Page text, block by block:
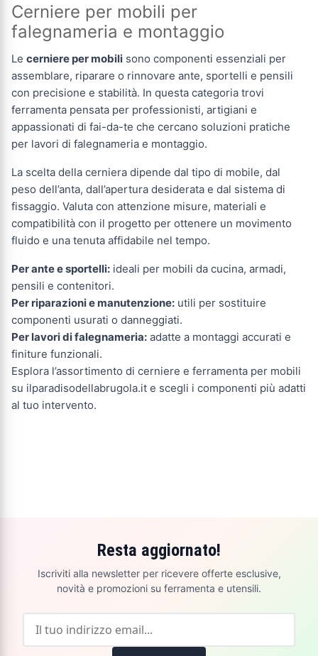
Cerniere per mobili per
falegnameria e montaggio
Le cerniere per mobili sono componenti essenziali per
assemblare, riparare o rinnovare ante, sportelli e pensili
con precisione e stabilità. In questa categoria trovi
ferramenta pensata per professionisti, artigiani e
appassionati di fai-da-te che cercano soluzioni pratiche
per lavori di falegnameria e montaggio.
La scelta della cerniera dipende dal tipo di mobile, dal
peso dell’anta, dall’apertura desiderata e dal sistema di
fissaggio. Valuta con attenzione misure, materiali e
compatibilità con il progetto per ottenere un movimento
fluido e una tenuta affidabile nel tempo.
Per ante e sportelli: ideali per mobili da cucina, armadi,
pensili e contenitori.
Per riparazioni e manutenzione: utili per sostituire
componenti usurati o danneggiati.
Per lavori di falegnameria: adatte a montaggi accurati e
finiture funzionali.
Esplora l’assortimento di cerniere e ferramenta per mobili
su ilparadisodellabrugola.it e scegli i componenti più adatti
al tuo intervento.
Resta aggiornato!
Iscriviti alla newsletter per ricevere offerte esclusive,
novità e promozioni su ferramenta e utensili.